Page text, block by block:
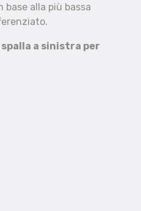
alla più bassa
a sinistra per